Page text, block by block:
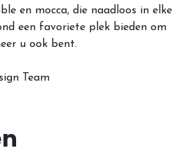
en mocca, die naadloos in elke
een favoriete plek bieden om
u ook bent.
Team